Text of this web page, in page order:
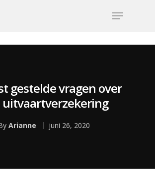
gestelde vragen over
uitvaartverzekering
Arianne juni 26, 2020
Uitvaart
regelen
Begraven of
Rondom
de
uitvaart